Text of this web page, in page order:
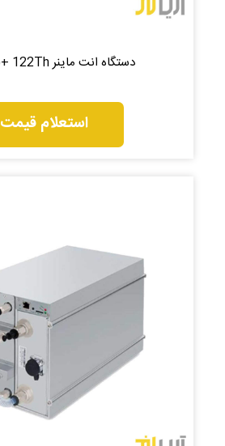
دستگاه انت ماینر S19j Pro+ 122Th
استعلام قیمت